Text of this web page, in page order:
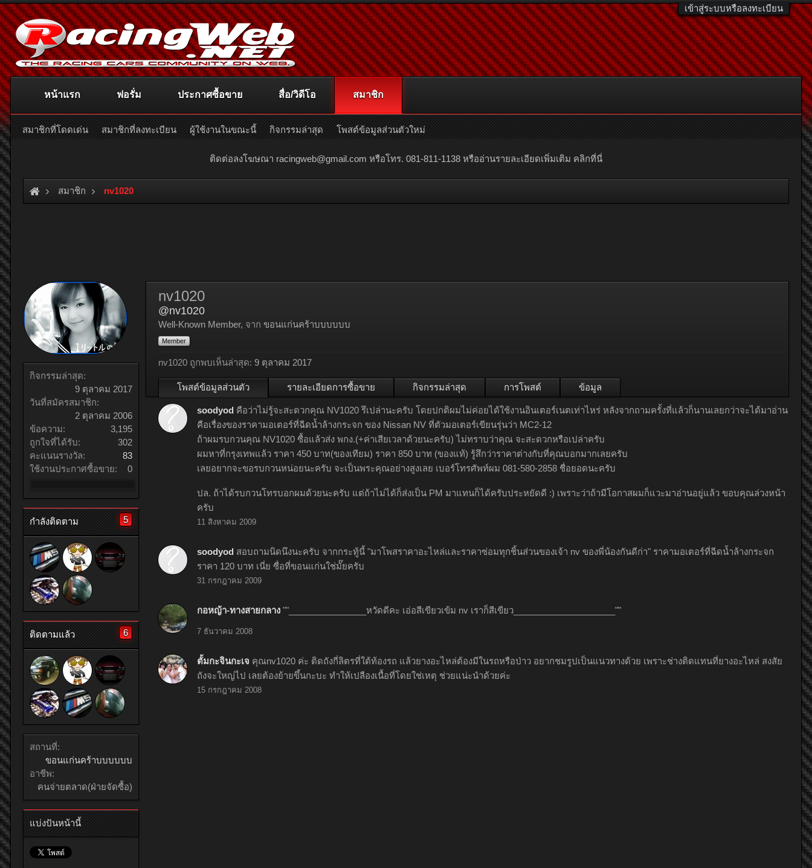
เข้าสู่ระบบหรือลงทะเบียน
ติดต่อลงโฆษณา racingweb@gmail.com หรือโทร. 081-811-1138 หรืออ่านรายละเอียดเพิ่มเติม คลิกที่นี่
สมาชิก nv1020
กิจกรรมล่าสุด:
9 ตุลาคม 2017
วันที่สมัครสมาชิก:
2 ตุลาคม 2006
ข้อความ:
3,195
ถูกใจที่ได้รับ:
302
คะแนนรางวัล:
83
ใช้งานประกาศซื้อขาย:
0
กำลังติดตาม 5
kenglekBaDz_Boiz
kku
ติดตามแล้ว 6
pepsi_summer
BaDz_Boiz
kku
สถานที่:
ขอนแก่นคร้าบบบบบบ
อาชีพ:
คนจ่ายตลาด(ฝ่ายจัดซื้อ)
แบ่งปันหน้านี้
nv1020
@nv1020
Well-Known Member, จาก ขอนแก่นคร้าบบบบบบ
Member
nv1020 ถูกพบเห็นล่าสุด: 9 ตุลาคม 2017
โพสต์ข้อมูลส่วนตัว รายละเอียดการซื้อขาย กิจกรรมล่าสุด การโพสต์ ข้อมูล
soodyod คือว่าไม่รู้จะสะดวกคุณ NV1020 รึเปล่านะครับ โดยปกติผมไม่ค่อยได้ใช้งานอินเตอร์เนตเท่าไหร่ หลังจากถามครั้งที่แล้วก็นานเลยกว่าจะได้มาอ่าน
คือเรื่องของราคามอเตอร์ที่ฉีดน้ำล้างกระจก ของ Nissan NV ที่ตัวมอเตอร์เขียนรุ่นว่า MC2-12
ถ้าผมรบกวนคุณ NV1020 ซื้อแล้วส่ง พกง.(+ค่าเสียเวลาด้วยนะครับ) ไม่ทราบว่าคุณ จะสะดวกหรือเปล่าครับ
ผมหาที่กรุงเทพแล้ว ราคา 450 บาท(ของเทียม) ราคา 850 บาท (ของแท้) รู้สึกว่าราคาต่างกับที่คุณบอกมากเลยครับ
เลยอยากจะขอรบกวนหน่อยนะครับ จะเป็นพระคุณอย่างสูงเลย เบอร์โทรศัพท์ผม 081-580-2858 ชื่อยอดนะครับ
ปล. ถ้าได้รบกวนโทรบอกผมด้วยนะครับ แต่ถ้าไม่ได้ก็ส่งเป็น PM มาแทนก็ได้ครับประหยัดดี :) เพราะว่าถ้ามีโอกาสผมก็แวะมาอ่านอยู่แล้ว ขอบคุณล่วงหน้า
ครับ
11 สิงหาคม 2009
soodyod สอบถามนิดนึงนะครับ จากกระทู้นี้ "มาโพสราคาอะไหล่และราคาซ่อมทุกชิ้นส่วนของเจ้า nv ของพี่น้องกันดีก่า" ราคามอเตอร์ที่ฉีดน้ำล้างกระจก
ราคา 120 บาท เนี่ย ซื่อที่ขอนแก่นใช่มั๊ยครับ
31 กรกฎาคม 2009
กอหญ้า-ทางสายกลาง ""________________หวัดดีคะ เอ่อสีเขียวเข้ม nv เราก็สีเขียว_____________________""
7 ธันวาคม 2008
ตั้มกะจินกะเจ คุณnv1020 ค่ะ ติดถังกี่ลิตรที่ใต้ท้องรถ แล้วยางอะไหล่ต้องมีในรถหรือป่าว อยากชมรูปเป็นแนวทางด้วย เพราะช่างติดแทนที่ยางอะไหล่ สงสัย
ถังจะใหญ่ไป เลยต้องย้ายขึ้นกะบะ ทำให้เปลืองเนื้อที่โดยใช่เหตุ ช่วยแน่ะนำด้วยค่ะ
15 กรกฎาคม 2008
หน้าแรก ฟอรั่ม ประกาศซื้อขาย สื่อ/วิดีโอ สมาชิก
สมาชิกที่โดดเด่น สมาชิกที่ลงทะเบียน ผู้ใช้งานในขณะนี้ กิจกรรมล่าสุด โพสต์ข้อมูลส่วนตัวใหม่